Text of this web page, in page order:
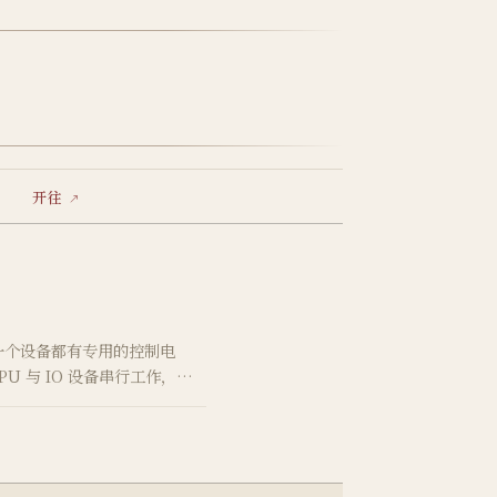
开往
设备都有专用的控制电
与 IO 设备串行工作，主